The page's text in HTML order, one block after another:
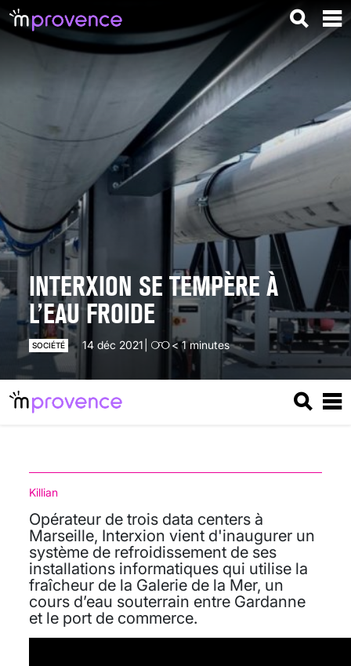
INTERXION SE TEMPÈRE À
L’EAU FROIDE
SOCIÉTÉ 14 déc 2021 < 1 minutes
Opérateur de trois data centers à
Marseille, Interxion vient d'inaugurer un
système de refroidissement de ses
installations informatiques qui utilise la
fraîcheur de la Galerie de la Mer, un
cours d’eau souterrain entre Gardanne
et le port de commerce.
Killian